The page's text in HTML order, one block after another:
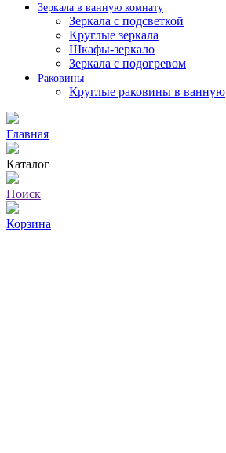
Зеркала в ванную комнату
Зеркала с подсветкой
Круглые зеркала
Шкафы-зеркало
Зеркала с подогревом
Раковины
Круглые раковины в ванную
Главная
Каталог
Поиск
Корзина